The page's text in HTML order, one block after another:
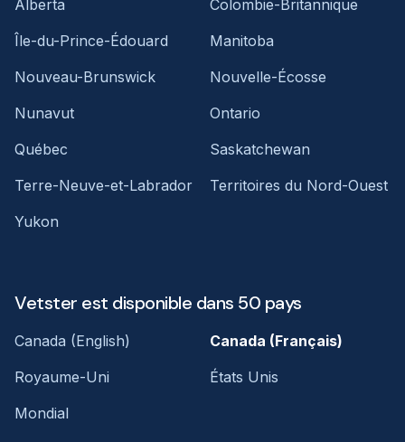
Alberta
Colombie-Britannique
Île-du-Prince-Édouard
Manitoba
Nouveau-Brunswick
Nouvelle-Écosse
Nunavut
Ontario
Québec
Saskatchewan
Terre-Neuve-et-Labrador
Territoires du Nord-Ouest
Yukon
Vetster est disponible dans 50 pays
Canada (English)
Canada (Français)
Royaume-Uni
États Unis
Mondial